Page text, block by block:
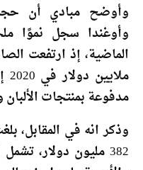
وأوضح مبادي أن
وأوغندا سجل نموًا
مدفوعة بمنتجات الألبان
وذكر انه في المقابل،
382 مليون دولار،